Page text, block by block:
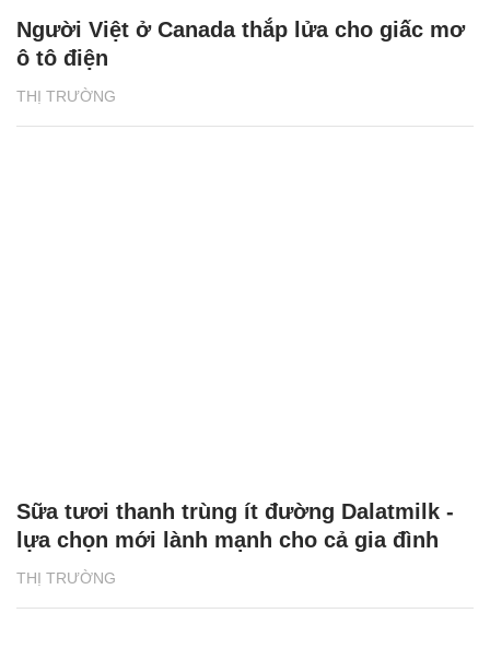
THỊ TRƯỜNG
Người Việt ở Canada thắp lửa cho giấc mơ
ô tô điện
THỊ TRƯỜNG
Sữa tươi thanh trùng ít đường Dalatmilk -
lựa chọn mới lành mạnh cho cả gia đình